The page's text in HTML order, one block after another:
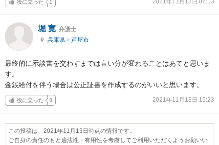
役に立った 1 2021年11月13日 06:13
堀 寛 弁護士
兵庫県 > 芦屋市
最終的に示談書を交わすまでは言い分が変わることはあてと思いま
す。
金銭給付を伴う場合は公正証書を作成するのがいいと思います。
役に立った 0 2021年11月13日 15:23
この投稿は、2021年11月13日時点の情報です。
ご自身の責任のもと適法性・有用性を考慮してご利用いただくようお願いい